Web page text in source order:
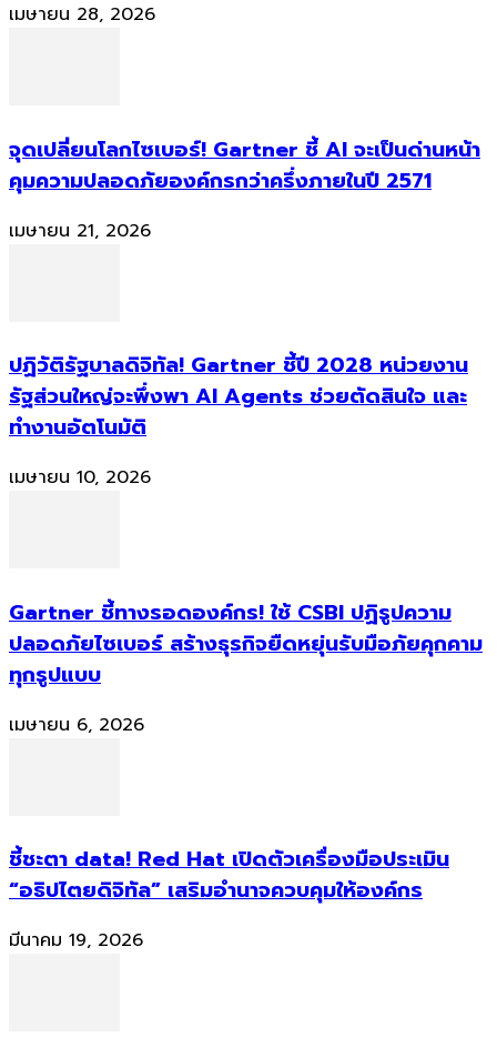
เมษายน 28, 2026
จุดเปลี่ยนโลกไซเบอร์! Gartner ชี้ AI จะเป็นด่านหน้า
คุมความปลอดภัยองค์กรกว่าครึ่งภายในปี 2571
เมษายน 21, 2026
ปฏิวัติรัฐบาลดิจิทัล! Gartner ชี้ปี 2028 หน่วยงาน
รัฐส่วนใหญ่จะพึ่งพา AI Agents ช่วยตัดสินใจ และ
ทำงานอัตโนมัติ
เมษายน 10, 2026
Gartner ชี้ทางรอดองค์กร! ใช้ CSBI ปฏิรูปความ
ปลอดภัยไซเบอร์ สร้างธุรกิจยืดหยุ่นรับมือภัยคุกคาม
ทุกรูปแบบ
เมษายน 6, 2026
ชี้ชะตา data! Red Hat เปิดตัวเครื่องมือประเมิน
“อธิปไตยดิจิทัล” เสริมอำนาจควบคุมให้องค์กร
มีนาคม 19, 2026